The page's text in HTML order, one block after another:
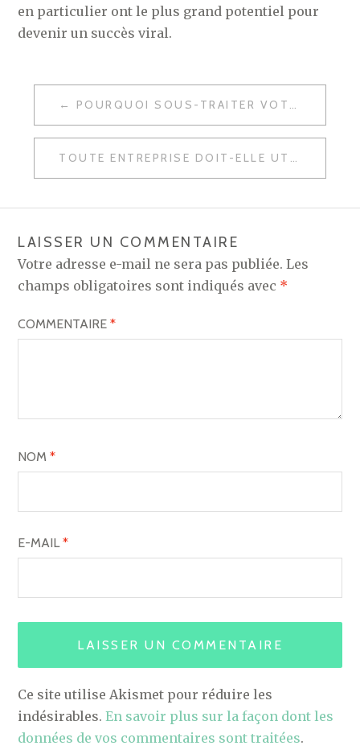
en particulier ont le plus grand potentiel pour
devenir un succès viral.
NAVIGATION
DE
L’ARTICLE
POURQUOI SOUS-TRAITER VOTRE ACCUEIL TÉLÉPHONIQUE ?
TOUTE ENTREPRISE DOIT-ELLE UTILISER UN CRM ?
LAISSER UN COMMENTAIRE
Votre adresse e-mail ne sera pas publiée. Les
champs obligatoires sont indiqués avec *
COMMENTAIRE*
NOM*
E-MAIL*
Ce site utilise Akismet pour réduire les
indésirables.En savoir plus sur la façon dont les
données de vos commentaires sont traitées.